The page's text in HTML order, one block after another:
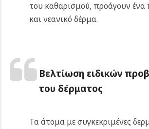
του καθαρισμού, προάγουν ένα
και νεανικό δέρμα.
Βελτίωση ειδικών
του δέρματος
Τα άτομα με συγκεκριμένες